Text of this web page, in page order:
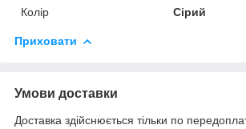
Колір
Сірий
Приховати
Умови доставки
Доставка здійснюється тільки по